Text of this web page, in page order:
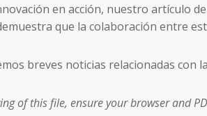
en acción, nuestro artículo
que la colaboración entre
breves noticias relacionadas con
of this file, ensure your browser and